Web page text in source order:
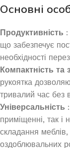
Основні
Продуктивність
що забезпечує
необхідності
Компактність та
рукоятка
тривалий час без
Універсальність
приміщенні, так і
складання
оздоблювальних